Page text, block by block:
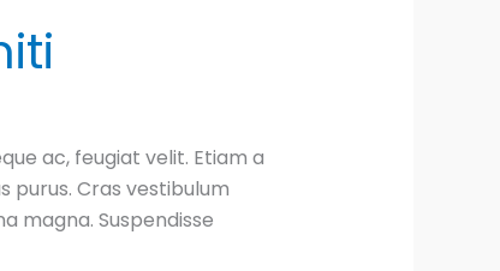
ac, feugiat velit. Etiam a
purus. Cras vestibulum
magna. Suspendisse